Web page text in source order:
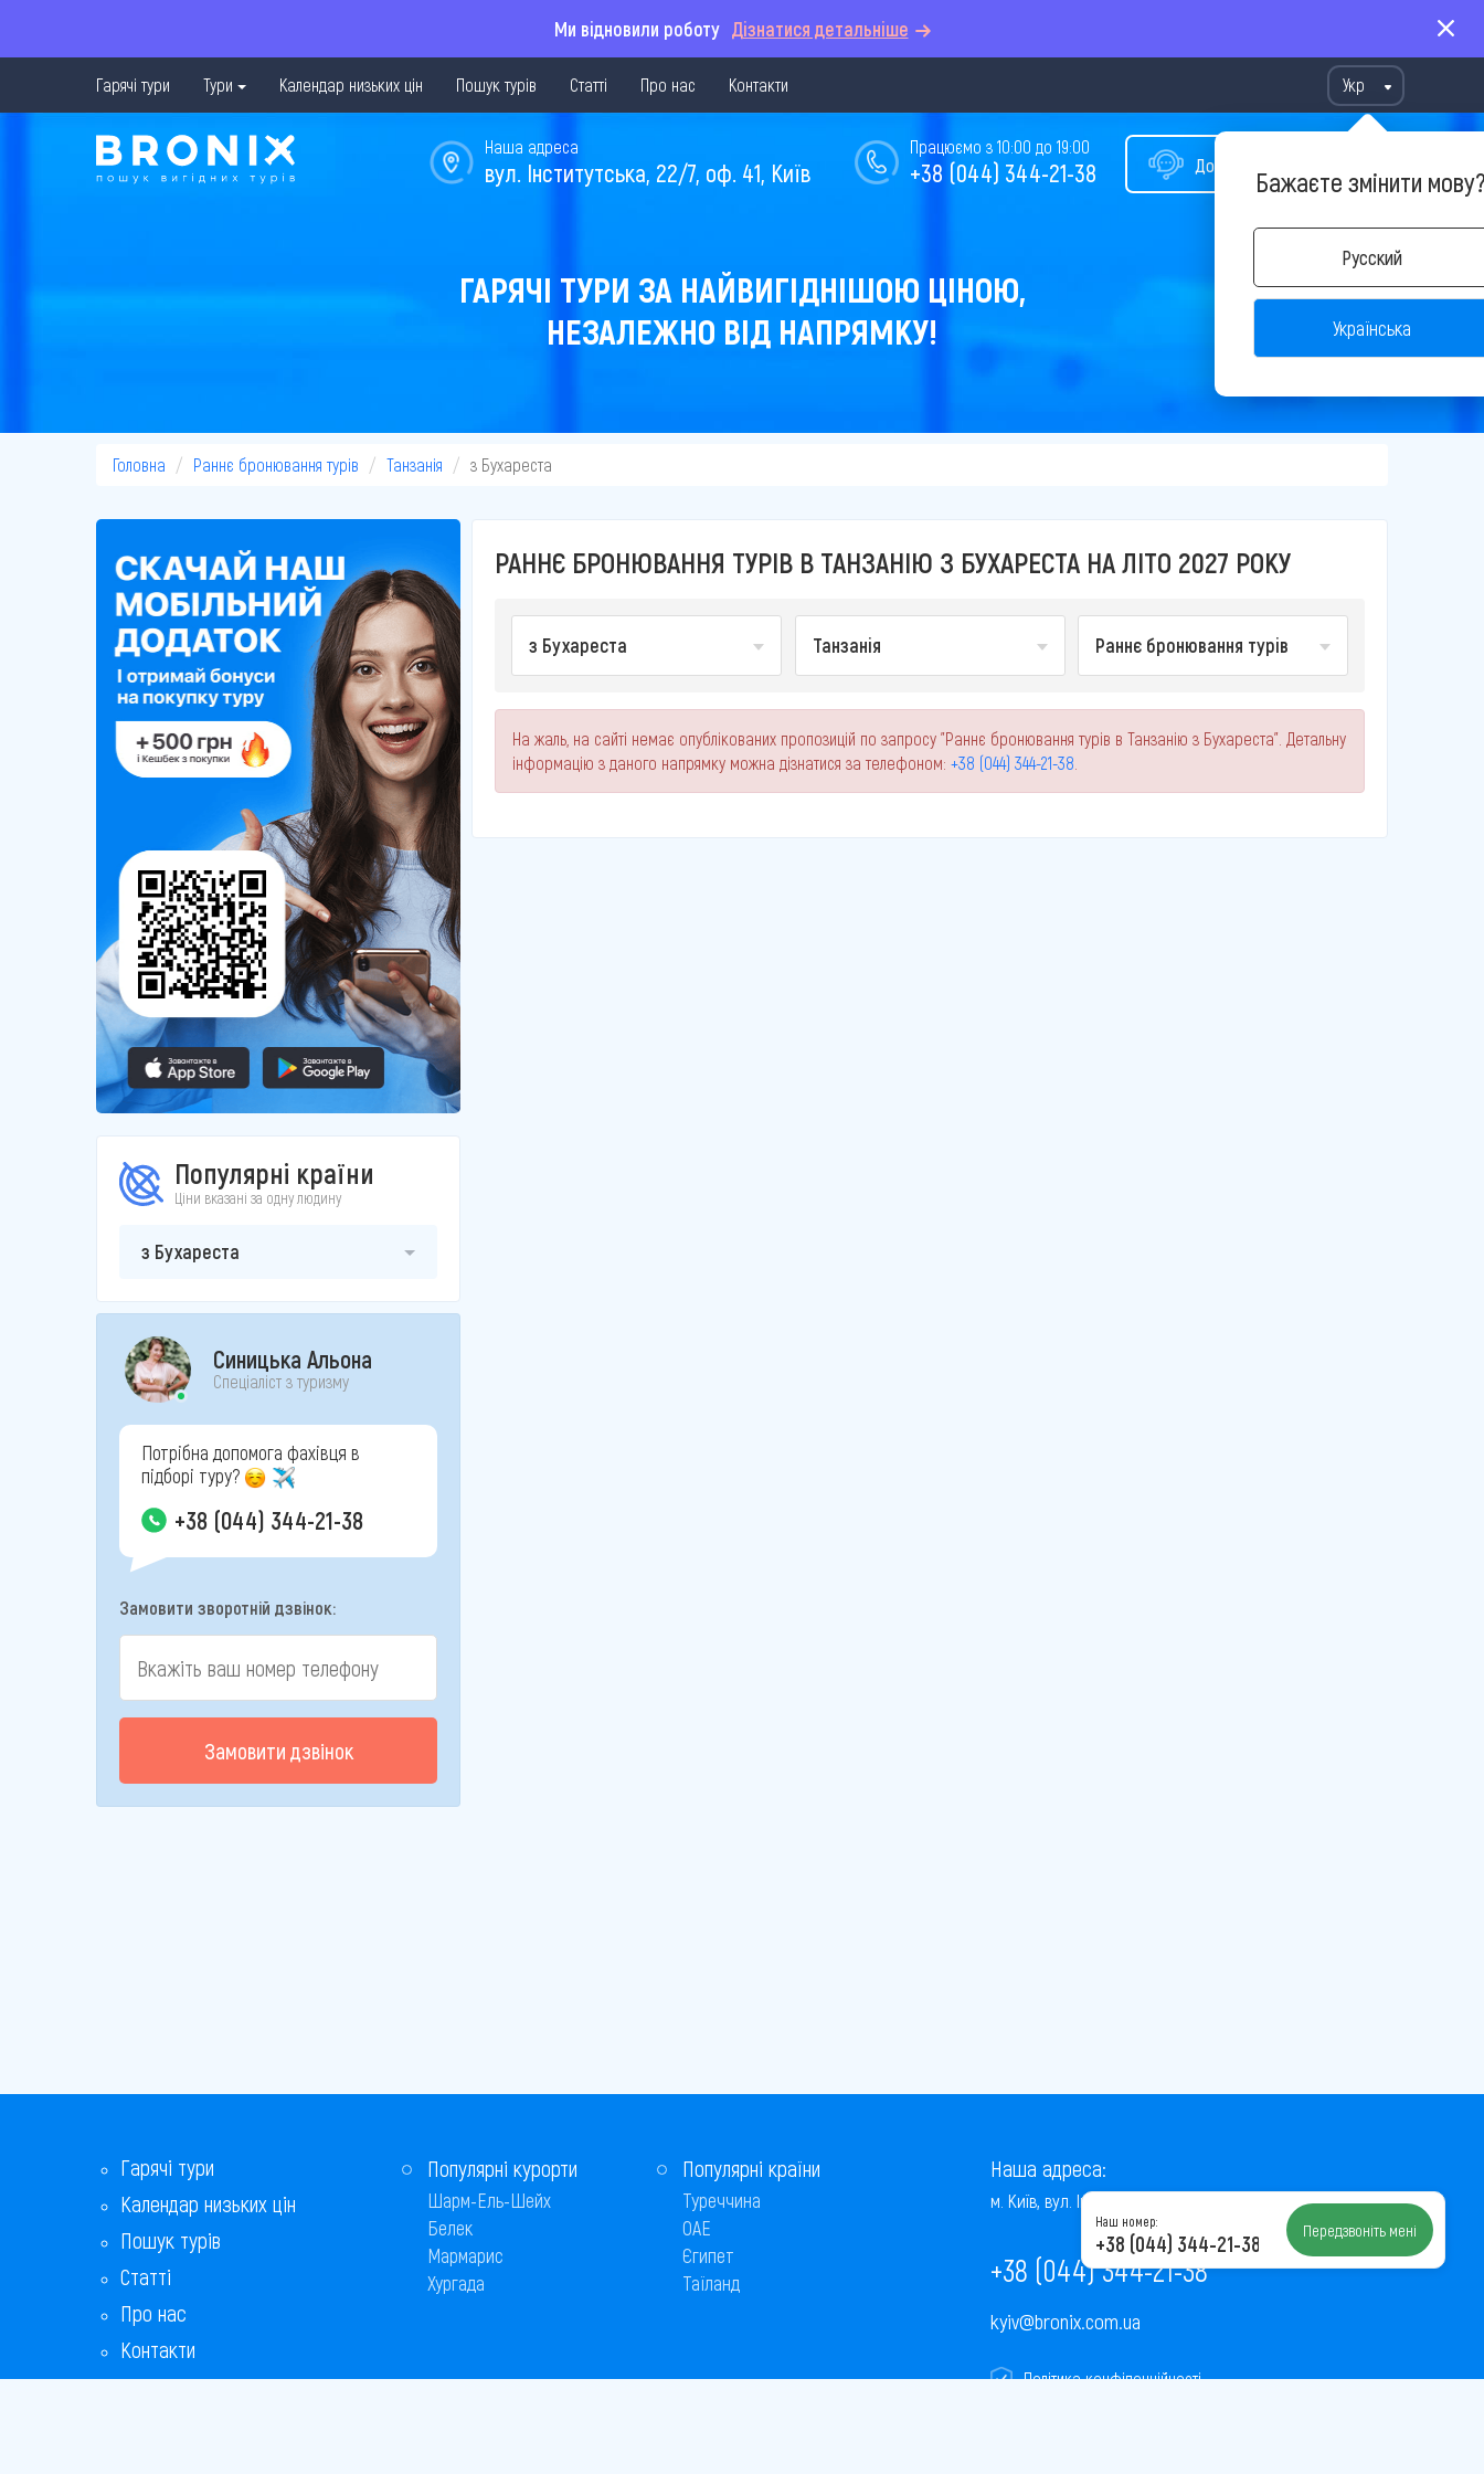
Ми відновили роботу Дізнатися детальніше
Гарячі тури Тури Календар низьких цін Пошук турів Статті Про нас Контакти Укр
Бажаєте змінити
Русский
Українська
Допомога у виборі туру
Працюємо з 10:00 до 19:00
+38 (044) 344-21-38
Наша адреса
вул. Інститутська, 22/7, оф. 41, Київ
ГАРЯЧІ ТУРИ ЗА НАЙВИГІДНІШОЮ ЦІНОЮ,
НЕЗАЛЕЖНО ВІД НАПРЯМКУ!
Головна Раннє бронювання турів Танзанія з Бухареста
Популярні країни
Ціни вказані за одну людину
з Бухареста
Синицька Альона
Спеціаліст з туризму
Потрібна допомога фахівця в
підборі туру?
+38 (044) 344-21-38
Замовити зворотній дзвінок:
Замовити дзвінок
РАННЄ БРОНЮВАННЯ ТУРІВ В ТАНЗАНІЮ З БУХАРЕСТА НА ЛІТО 2027 РОКУ
з Бухареста Танзанія Раннє бронювання турів
На жаль, на сайті немає опублікованих пропозицій по запросу "Раннє бронювання турів в Танзанію з Бухареста". Детальну
інформацію з даного напрямку можна дізнатися за телефоном: +38 (044) 344-21-38
Гарячі тури
Календар низьких цін
Пошук турів
Статті
Про нас
Контакти
Бонусна програма
Популярні курорти
Шарм-Ель-Шейх
Белек
Мармарис
Хургада
Популярні країни
Туреччина
ОАЕ
Єгипет
Таїланд
Наша адреса:
м. Київ, вул. Інститутська, 22/7, оф. 41
+38 (044) 344-21-38
kyiv@bronix.com.ua
Політика конфіденційності
Наш номер:
+38 (044) 344-21-38 Передзвоніть мені